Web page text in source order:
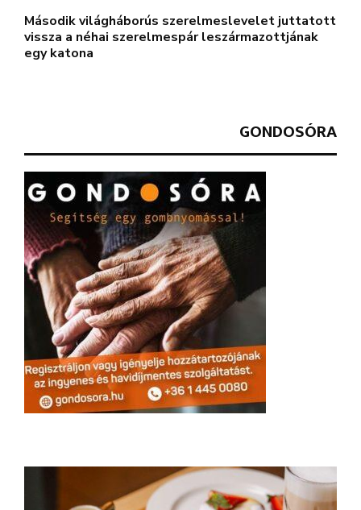
Második világháborús szerelmeslevelet juttatott
vissza a néhai szerelmespár leszármazottjának
egy katona
GONDOSÓRA